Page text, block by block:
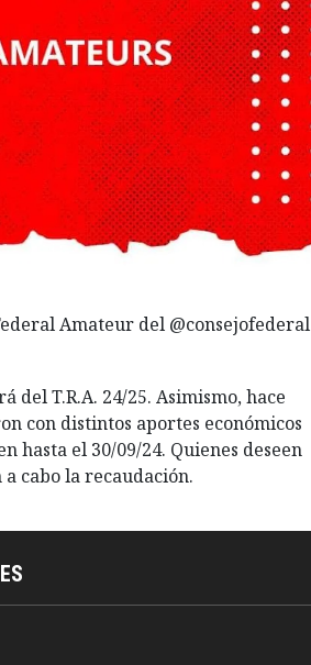
Amateur del @consejofederal
T.R.A. 24/25. Asimismo, hace
con distintos aportes económicos
hasta el 30/09/24. Quienes deseen
a cabo la recaudación.